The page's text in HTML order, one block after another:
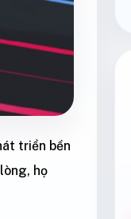
triển bền
họ